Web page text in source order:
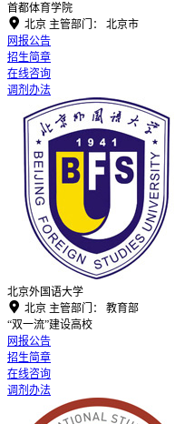
首都体育学院
 北京 主管部门：
北京市
网报公告
招生简章
在线咨询
调剂办法
北京外国语大学
 北京 主管部门：
教育部
“双一流”建设高校
网报公告
招生简章
在线咨询
调剂办法